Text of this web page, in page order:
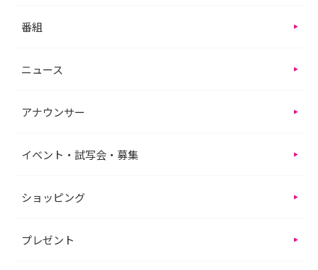
番組
ニュース
アナウンサー
イベント・試写会・募集
ショッピング
プレゼント